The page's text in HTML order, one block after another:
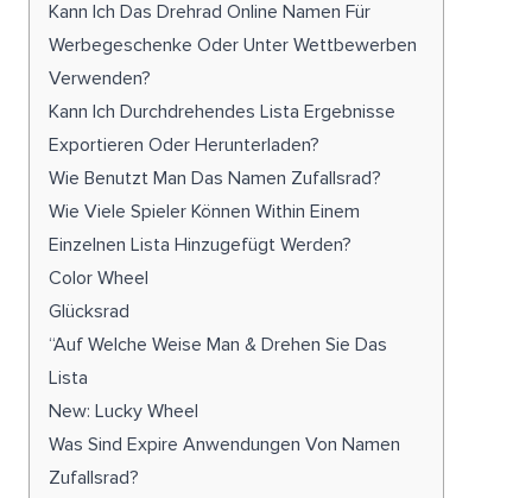
Kann Ich Das Drehrad Online Namen Für
Werbegeschenke Oder Unter Wettbewerben
Verwenden?
Kann Ich Durchdrehendes Lista Ergebnisse
Exportieren Oder Herunterladen?
Wie Benutzt Man Das Namen Zufallsrad?
Wie Viele Spieler Können Within Einem
Einzelnen Lista Hinzugefügt Werden?
Color Wheel
Glücksrad
“Auf Welche Weise Man & Drehen Sie Das
Lista
New: Lucky Wheel
Was Sind Expire Anwendungen Von Namen
Zufallsrad?